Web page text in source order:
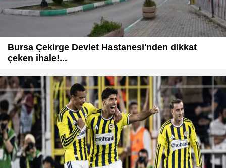
Bursa Çekirge Devlet Hastanesi'nden dikkat
çeken ihale!...